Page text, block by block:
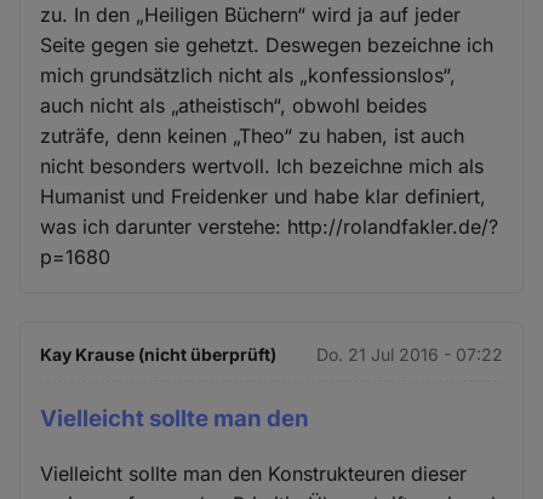
zu. In den „Heiligen Büchern“ wird ja auf jeder
Seite gegen sie gehetzt. Deswegen bezeichne ich
mich grundsätzlich nicht als „konfessionslos“,
auch nicht als „atheistisch“, obwohl beides
zuträfe, denn keinen „Theo“ zu haben, ist auch
nicht besonders wertvoll. Ich bezeichne mich als
Humanist und Freidenker und habe klar definiert,
was ich darunter verstehe: http://rolandfakler.de/?
p=1680
Kay Krause (nicht überprüft) Do. 21 Jul 2016 - 07:22
Vielleicht sollte man den
Vielleicht sollte man den Konstrukteuren dieser